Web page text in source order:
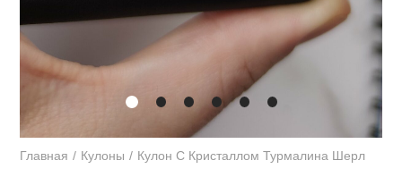
Главная Кулоны Кулон С Кристаллом Турмалина Шерл